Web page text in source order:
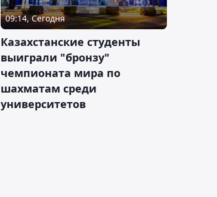
09:14, Сегодня
Казахстанские студенты
выиграли "бронзу"
чемпионата мира по
шахматам среди
университетов